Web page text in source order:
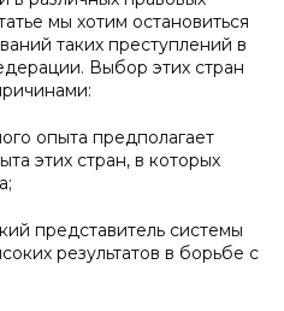
мы хотим остановиться
таких преступлений в
Выбор этих стран
опыта предполагает
этих стран, в которых
представитель системы
результатов в борьбе с